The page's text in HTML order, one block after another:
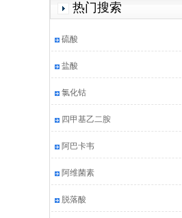
热门搜索
硫酸
盐酸
氯化钴
四甲基乙二胺
阿巴卡韦
阿维菌素
脱落酸